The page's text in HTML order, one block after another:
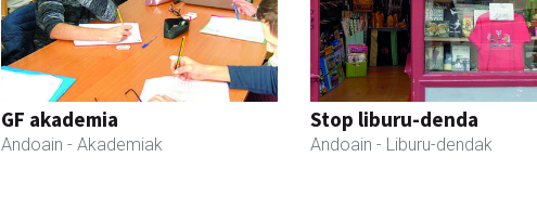
GF akademia
Andoain - Akademiak
Stop liburu-denda
Andoain - Liburu-dendak